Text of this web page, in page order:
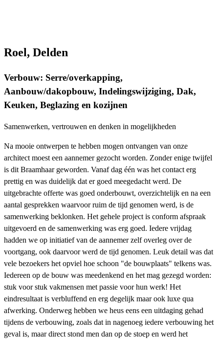
Roel, Delden
Verbouw: Serre/overkapping,
Aanbouw/dakopbouw, Indelingswijziging, Dak,
Keuken, Beglazing en kozijnen
Samenwerken, vertrouwen en denken in mogelijkheden
Na mooie ontwerpen te hebben mogen ontvangen van onze
architect moest een aannemer gezocht worden. Zonder enige twijfel
is dit Braamhaar geworden. Vanaf dag één was het contact erg
prettig en was duidelijk dat er goed meegedacht werd. De
uitgebrachte offerte was goed onderbouwt, overzichtelijk en na een
aantal gesprekken waarvoor ruim de tijd genomen werd, is de
samenwerking beklonken. Het gehele project is conform afspraak
uitgevoerd en de samenwerking was erg goed. Iedere vrijdag
hadden we op initiatief van de aannemer zelf overleg over de
voortgang, ook daarvoor werd de tijd genomen. Leuk detail was dat
vele bezoekers het opviel hoe schoon "de bouwplaats" telkens was.
Iedereen op de bouw was meedenkend en het mag gezegd worden:
stuk voor stuk vakmensen met passie voor hun werk! Het
eindresultaat is verbluffend en erg degelijk maar ook luxe qua
afwerking. Onderweg hebben we heus eens een uitdaging gehad
tijdens de verbouwing, zoals dat in nagenoeg iedere verbouwing het
geval is, maar direct stond men dan op de stoep en werd het